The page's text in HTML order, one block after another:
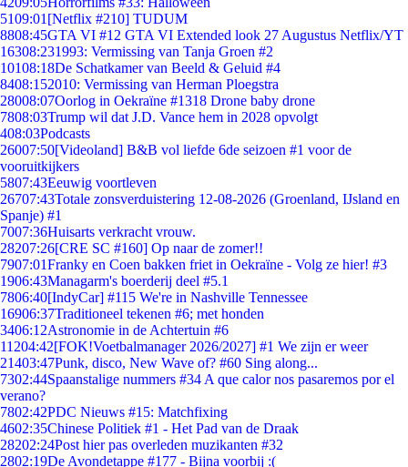
5109:01 [Netflix #210] TUDUM
8808:45GTA VI #12 GTA VI Extended look 27 Augustus Netflix/YT
16308:231993: Vermissing van Tanja Groen #2
10108:18De Schatkamer van Beeld & Geluid #4
8408:152010: Vermissing van Herman Ploegstra
28008:07Oorlog in Oekraïne #1318 Drone baby drone
7808:03Trump wil dat J.D. Vance hem in 2028 opvolgt
408:03Podcasts
26007:50[Videoland] B&B vol liefde 6de seizoen #1 voor de
vooruitkijkers
5807:43Eeuwig voortleven
26707:43Totale zonsverduistering 12-08-2026 (Groenland, IJsland en
Spanje) #1
7007:36Huisarts verkracht vrouw.
28207:26[CRE SC #160] Op naar de zomer!!
7907:01Franky en Coen bakken friet in Oekraïne - Volg ze hier! #3
1906:43Managarm's boerderij deel #5.1
7806:40[IndyCar] #115 We're in Nashville Tennessee
16906:37Traditioneel tekenen #6; met honden
3406:12Astronomie in de Achtertuin #6
11204:42[FOK!Voetbalmanager 2026/2027] #1 We zijn er weer
21403:47Punk, disco, New Wave of? #60 Sing along...
7302:44Spaanstalige nummers #34 A que calor nos pasaremos por el
verano?
7802:42PDC Nieuws #15: Matchfixing
4602:35Chinese Politiek #1 - Het Pad van de Draak
28202:24Post hier pas overleden muzikanten #32
2802:19De Avondetappe #177 - Bijna voorbij :(